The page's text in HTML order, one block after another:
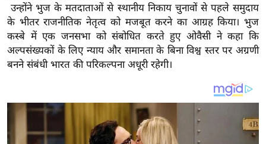
रा
य
ब
ज
ट
ल
उन्होंने भुज के मतदाताओं से स्थानीय निकाय चुनावों से पहले समुदाय
के भीतर राजनीतिक नेतृत्व को मजबूत करने का आग्रह किया। भुज
कस्बे में एक जनसभा को संबोधित करते हुए ओवैसी ने कहा कि
अल्पसंख्यकों के लिए न्याय और समानता के बिना विश्व स्तर पर अग्रणी
बनने संबंधी भारत की परिकल्पना अधूरी रहेगी।